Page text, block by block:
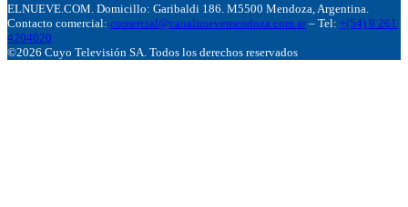
ELNUEVE.COM. Domicillo: Garibaldi 186. M5500 Mendoza, Argentina.
Contacto comercial: comercial@canalnuevemendoza.com.ar – Tel: +(54) 9 261
4204020
©2026 Cuyo Televisión SA. Todos los derechos reservados